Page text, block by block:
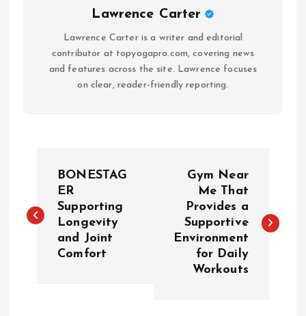
Lawrence Carter
Lawrence Carter is a writer and editorial
contributor at topyogapro.com, covering news
and features across the site. Lawrence focuses
on clear, reader-friendly reporting.
s
BONESTAG
ER
Supporting
Longevity
and Joint
Comfort
Gym Near
Me That
Provides a
Supportive
Environment
for Daily
Workouts